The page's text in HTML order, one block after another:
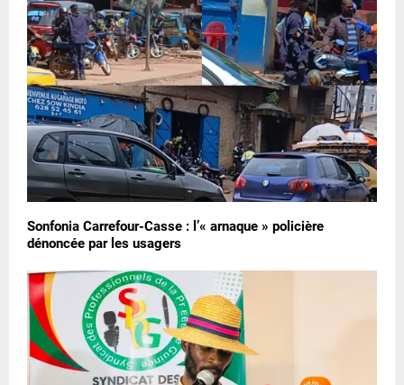
Sonfonia Carrefour-Casse : l’« arnaque » policière
dénoncée par les usagers